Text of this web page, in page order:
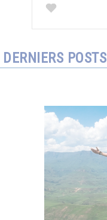
DERNIERS POSTS